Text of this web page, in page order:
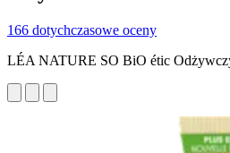
166 dotychczasowe oceny
LÉA NATURE SO BiO étic Odżywczy